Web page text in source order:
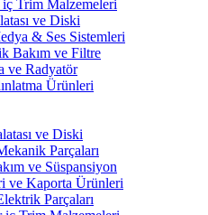
Trim Malzemeleri
ve Diski
& Ses Sistemleri
Bakım ve Filtre
ve Radyatör
Ürünleri
ve Diski
Parçaları
ve Süspansiyon
ve Kaporta Ürünleri
Parçaları